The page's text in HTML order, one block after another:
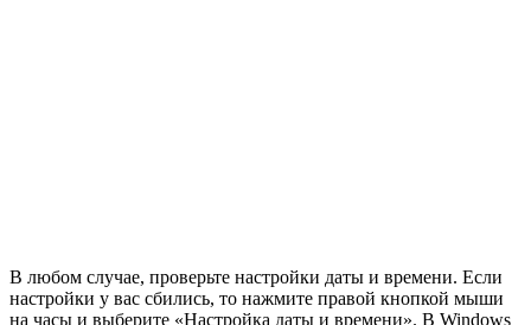
В любом случае, проверьте настройки даты и времени. Если
настройки у вас сбились, то нажмите правой кнопкой мыши
на часы и выберите «Настройка даты и времени». В Windows